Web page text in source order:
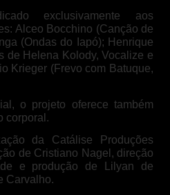
exclusivamente aos
Alceo Bocchino (Canção de
(Ondas do Iapó); Henrique
de Helena Kolody, Vocalize e
Krieger (Frevo com Batuque,
o projeto oferece também
corporal.
da Catálise Produções
de Cristiano Nagel, direção
e produção de Lilyan de
Carvalho.